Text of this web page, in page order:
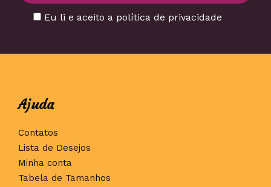
Eu li e aceito a política de privacidade
Ajuda
Contatos
Lista de Desejos
Minha conta
Tabela de Tamanhos